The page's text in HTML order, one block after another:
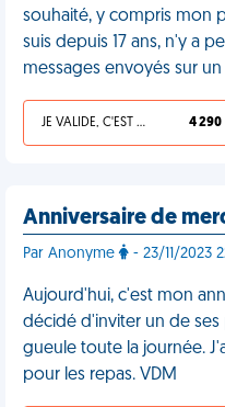
souhaité, y compris mon
suis depuis 17 ans, n'y a
messages envoyés sur
JE VALIDE, C'EST UNE VDM 4 290
Anniversaire de
Par Anonyme - 23/11/2023
Aujourd'hui, c'est mon
décidé d'inviter un de ses
gueule toute la journée.
pour les repas. VDM